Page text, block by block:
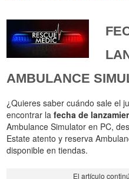
AMBULANCE
¿Quieres saber cuándo sale el
encontrar lafecha de
Ambulance Simulator en PC,
Estate atento y reserva
disponible en tiendas.